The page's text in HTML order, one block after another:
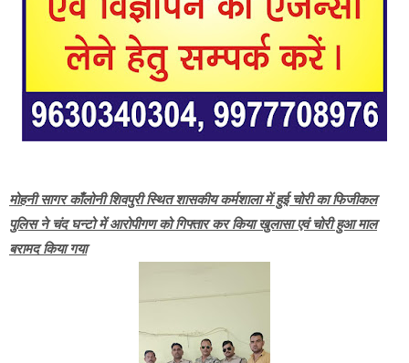
मोहनी सागर काँलोनी शिवपुरी स्थित शासकीय कर्मशाला में हुई चोरी का फिजीकल
पुलिस ने चंद घन्टो में आरोपीगण को गिफ्तार कर किया खुलासा एवं चोरी हुआ माल
बरामद किया गया